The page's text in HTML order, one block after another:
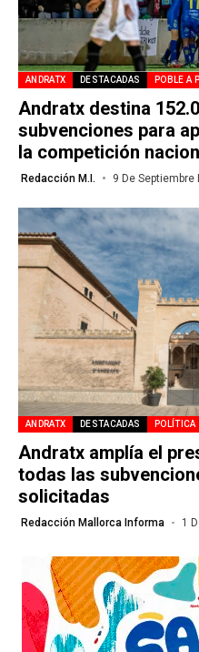
ANDRATX DESTACADAS POBLE A
Andratx destina
subvenciones para
la competición
Redacción M.I. 9 De Septiembre
ANDRATX DESTACADAS POLÍTICA
Andratx amplía el
todas las
solicitadas
Redacción Mallorca Informa 1